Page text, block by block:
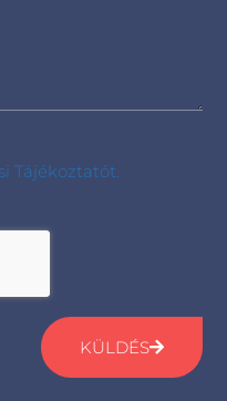
Tájékoztatót.
KÜLDÉS